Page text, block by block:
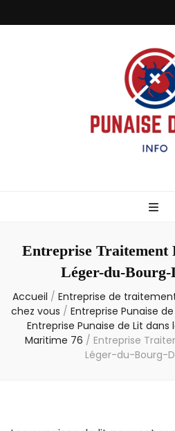
–
Entreprise Traitement
Léger-du-Bourg-
Accueil / Entreprise de
chez vous / Entreprise Punaise
Entreprise Punaise de Lit
Maritime 76 / Entreprise
Léger-du-Bourg-